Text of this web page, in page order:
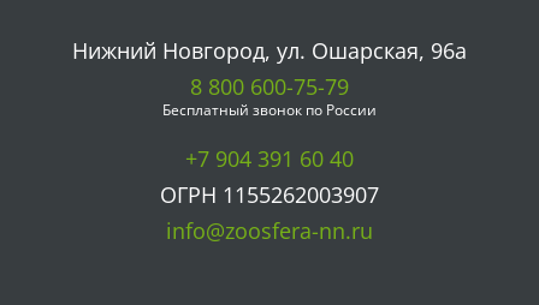
Нижний Новгород, ул. Ошарская, 96а
8 800 600-75-79
Бесплатный звонок по России
+7 904 391 60 40
ОГРН 1155262003907
info@zoosfera-nn.ru